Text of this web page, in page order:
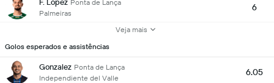
F. López Ponta de Lança
Palmeiras
6
Veja mais
Golos esperados e assistências
Gonzalez Ponta de Lança
Independiente del Valle
6.05